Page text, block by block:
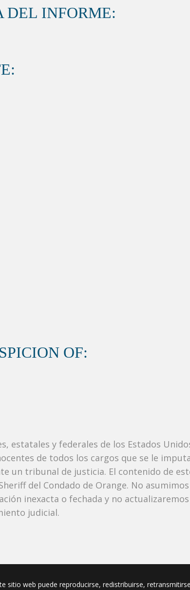
DEL INFORME:
OF:
estatales y federales de los Estados
de todos los cargos que se le
un tribunal de justicia. El contenido de
del Condado de Orange. No
inexacta o fechada y no
judicial.
sitio web puede reproducirse, redistribuirse,